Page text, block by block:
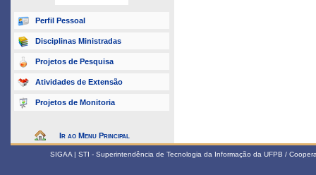
Perfil Pessoal
Disciplinas Ministradas
Projetos de Pesquisa
Atividades de Extensão
Projetos de Monitoria
Ir ao Menu Principal
SIGAA | STI - Superintendência de Tecnologia da Informação da UFPB /